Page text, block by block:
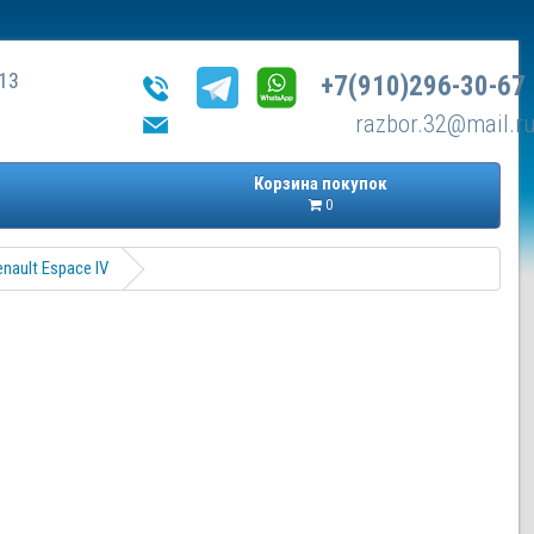
+7(910)296-30-67
Корзина покупок
0
Espace IV